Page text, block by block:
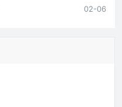
02-06